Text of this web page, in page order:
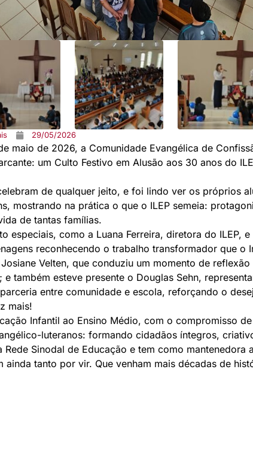
29/05/2026
maio de 2026, a Comunidade Evangélica de
um Culto Festivo em Alusão aos 30 anos do
de qualquer jeito, e foi lindo ver os próprios
mostrando na prática o que o ILEP semeia:
de tantas famílias.
especiais, como a Luana Ferreira, diretora do ILEP,
reconhecendo o trabalho transformador que o
Velten, que conduziu um momento de
também esteve presente o Douglas Sehn,
entre comunidade e escola, reforçando o
mais!
Infantil ao Ensino Médio, com o compromisso
luteranos: formando cidadãos íntegros,
Sinodal de Educação e tem como mantenedora
ainda tanto por vir. Que venham mais décadas de